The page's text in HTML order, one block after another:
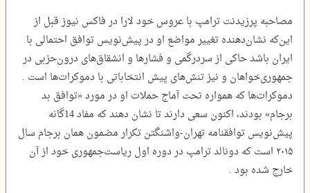
مصاحبه پرزیدنت ترامپ با عروس خود لارا در فاکس نیوز قبل از
این‌که نشان‌دهنده تغییر مواضع او در پیش‌نویس توافق احتمالی با
ایران باشد حاکی از سردرگمی و فشارها و انشقاق‌های درون‌حزبی در
جمهوری‌خواهان و نیز تنش‌های پیش انتخاباتی با دموکرات‌ها است .
دموکرات‌ها که همواره تحت آماج حملات او در مورد «توافق بد
برجام» بودند، اکنون سعی دارند تا نشان دهند که مفاد 14گانه
پیش‌نویس توافقنامه تهران-واشنگتن تکرار مضمون همان برجام سال
۲۰۱۵ است که دونالد ترامپ در دوره اول ریاست‌جمهوری خود از آن
خارج شده بود .